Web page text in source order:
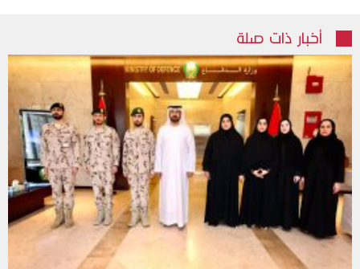
أخبار ذات صلة